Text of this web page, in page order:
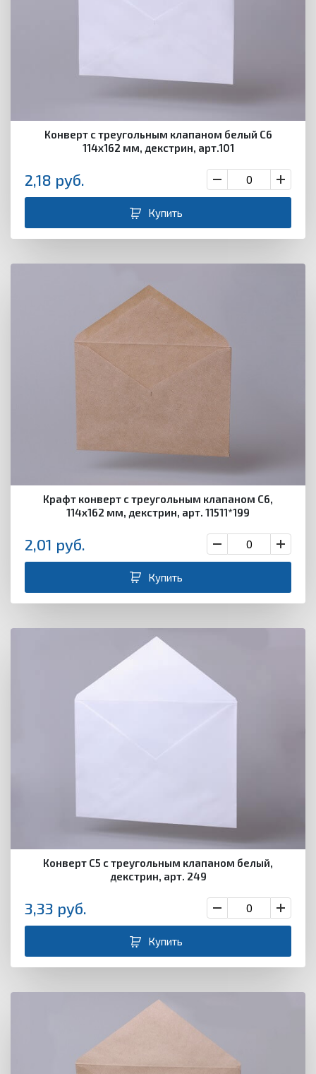
Конверт с треугольным клапаном белый С6
114х162 мм, декстрин, арт.101
2,18 руб.
Купить
Крафт конверт с треугольным клапаном С6,
114х162 мм, декстрин, арт. 11511*199
2,01 руб.
Купить
Конверт С5 с треугольным клапаном белый,
декстрин, арт. 249
3,33 руб.
Купить